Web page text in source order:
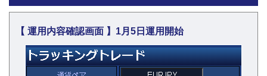
【 運用内容確認画面 】1月5日運用開始